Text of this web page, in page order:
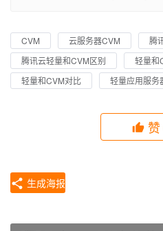
CVM 云服务器CVM
腾
腾讯云轻量和CVM区别
轻量和
轻量和CVM对比
轻量应用服务
赞
生成海报